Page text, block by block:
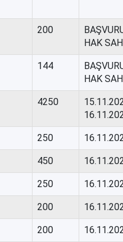
200
HAK
144
HAK
4250
250
450
250
200
200